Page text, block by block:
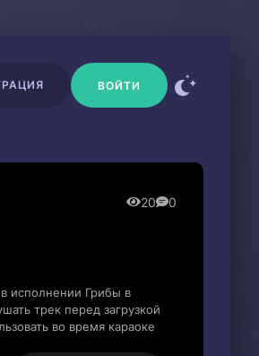
ВОЙТИ
20 0
исполнении Грибы в
трек перед загрузкой
во время караоке